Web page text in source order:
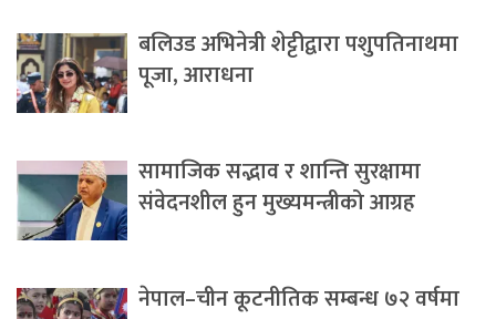
बलिउड अभिनेत्री शेट्टीद्वारा पशुपतिनाथमा
पूजा, आराधना
सामाजिक सद्भाव र शान्ति सुरक्षामा
संवेदनशील हुन मुख्यमन्त्रीको आग्रह
नेपाल–चीन कूटनीतिक सम्बन्ध ७२ वर्षमा